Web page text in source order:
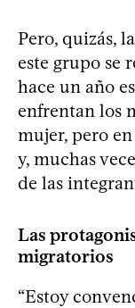
Pero, quizás,
este grupo se
hace un año
enfrentan los
mujer, pero
y, muchas
de las
Las
migratorios
“Estoy